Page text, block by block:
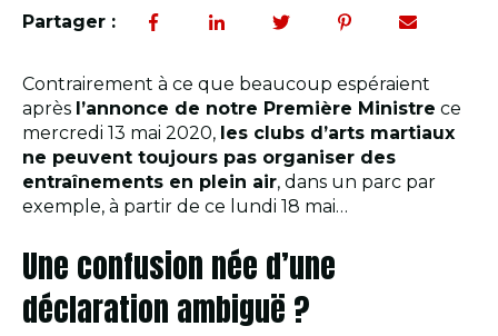
Partager :
Contrairement à ce que beaucoup espéraient
après l’annonce de notre Première Ministre ce
mercredi 13 mai 2020, les clubs d’arts martiaux
ne peuvent toujours pas organiser des
entraînements en plein air, dans un parc par
exemple, à partir de ce lundi 18 mai…
Une confusion née d’une
déclaration ambiguë ?